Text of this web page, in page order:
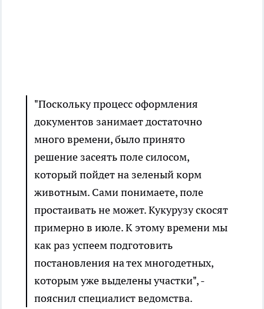
"Поскольку процесс оформления
документов занимает достаточно
много времени, было принято
решение засеять поле силосом,
который пойдет на зеленый корм
животным. Сами понимаете, поле
простаивать не может. Кукурузу скосят
примерно в июле. К этому времени мы
как раз успеем подготовить
постановления на тех многодетных,
которым уже выделены участки", -
пояснил специалист ведомства.